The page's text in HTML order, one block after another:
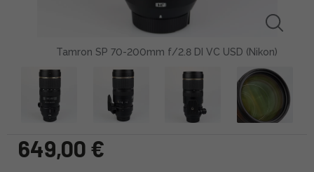
Tamron SP 70-200mm f/2.8 DI VC USD (Nikon)
649,00 €